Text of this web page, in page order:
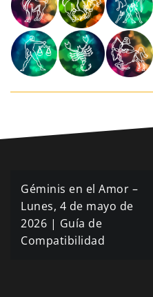
de
entradas
Géminis en el Amor –
Lunes, 4 de mayo de
2026 | Guía de
Compatibilidad